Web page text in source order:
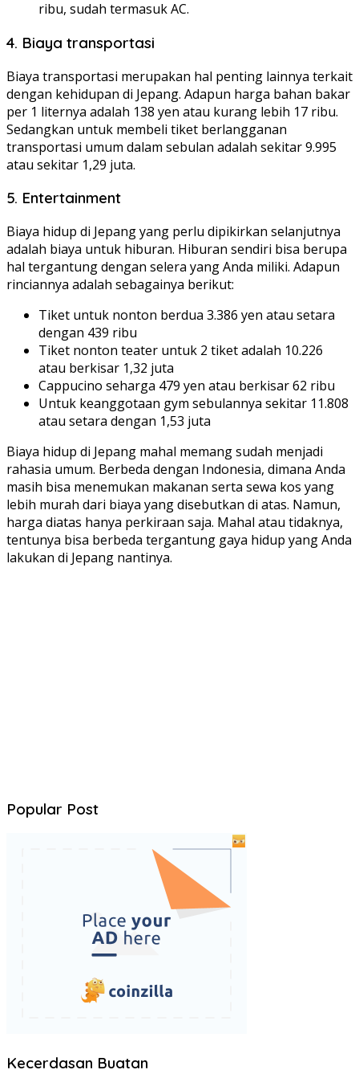
ribu, sudah termasuk AC.
4. Biaya transportasi
Biaya transportasi merupakan hal penting lainnya terkait
dengan kehidupan di Jepang. Adapun harga bahan bakar
per 1 liternya adalah 138 yen atau kurang lebih 17 ribu.
Sedangkan untuk membeli tiket berlangganan
transportasi umum dalam sebulan adalah sekitar 9.995
atau sekitar 1,29 juta.
5. Entertainment
Biaya hidup di Jepang yang perlu dipikirkan selanjutnya
adalah biaya untuk hiburan. Hiburan sendiri bisa berupa
hal tergantung dengan selera yang Anda miliki. Adapun
rinciannya adalah sebagainya berikut:
Tiket untuk nonton berdua 3.386 yen atau setara
dengan 439 ribu
Tiket nonton teater untuk 2 tiket adalah 10.226
atau berkisar 1,32 juta
Cappucino seharga 479 yen atau berkisar 62 ribu
Untuk keanggotaan gym sebulannya sekitar 11.808
atau setara dengan 1,53 juta
Biaya hidup di Jepang mahal memang sudah menjadi
rahasia umum. Berbeda dengan Indonesia, dimana Anda
masih bisa menemukan makanan serta sewa kos yang
lebih murah dari biaya yang disebutkan di atas. Namun,
harga diatas hanya perkiraan saja. Mahal atau tidaknya,
tentunya bisa berbeda tergantung gaya hidup yang Anda
lakukan di Jepang nantinya.
Popular Post
Kecerdasan Buatan